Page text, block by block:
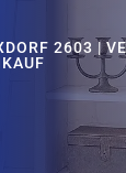
2603 |